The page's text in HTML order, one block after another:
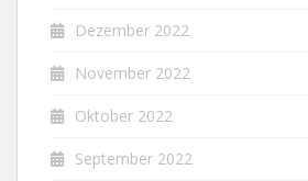
Dezember 2022
November 2022
Oktober 2022
September 2022